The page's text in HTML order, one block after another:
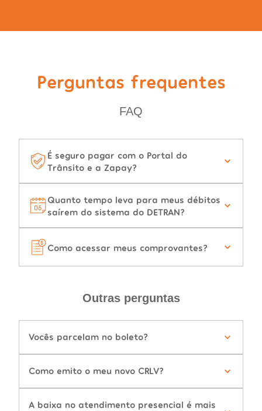
Perguntas frequentes
FAQ
É seguro pagar com o Portal do
Trânsito e a Zapay?
Quanto tempo leva para meus débitos
saírem do sistema do DETRAN?
Como acessar meus comprovantes?
Outras perguntas
Vocês parcelam no boleto?
Como emito o meu novo CRLV?
A baixa no atendimento presencial é mais